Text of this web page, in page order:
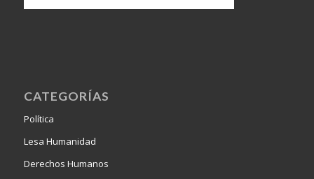
CATEGORÍAS
Política
Lesa Humanidad
Derechos Humanos